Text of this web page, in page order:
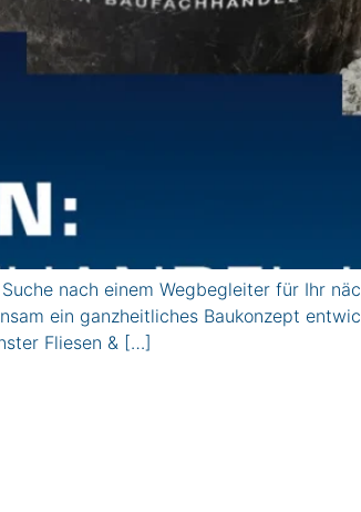
nach einem Wegbegleiter für Ihr
ein ganzheitliches Baukonzept
Fliesen & […]